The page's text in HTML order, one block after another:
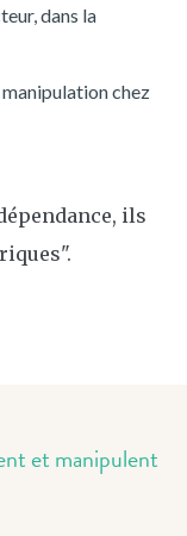
dans la
chez
ils
et manipulent